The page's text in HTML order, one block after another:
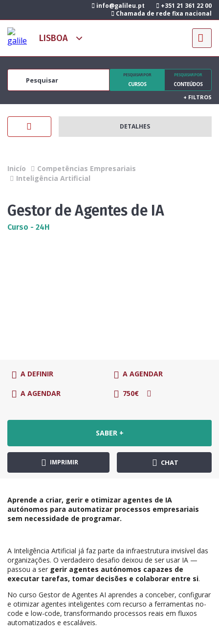
info@galileu.pt
+351 21 361 22 00
Chamada de rede fixa nacional
PESQUISAR POR
CURSOS
PESQUISAR POR
CONTEÚDOS
+ FILTROS
DETALHES
Inicío
Competências Empresariais
Inteligência Artificial
Gestor de Agentes de IA
Curso - 24H
A DEFINIR A AGENDAR
A AGENDAR 750€
SABER +
IMPRIMIR CHAT
Aprende a criar, gerir e otimizar agentes de IA
autónomos para automatizar processos empresariais
sem necessidade de programar.
A Inteligência Artificial já faz parte da infraestrutura invisível das
organizações. O verdadeiro desafio deixou de ser usar IA —
passou a ser gerir agentes autónomos capazes de
executar tarefas, tomar decisões e colaborar entre si.
No curso Gestor de Agentes AI aprendes a conceber, configurar
e otimizar agentes inteligentes com recurso a ferramentas no-
code e low-code, transformando processos reais em fluxos
automatizados e escaláveis.